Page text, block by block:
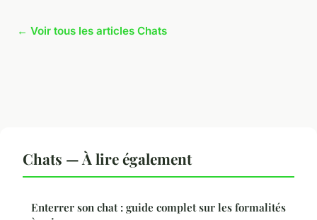
← Voir tous les articles Chats
Chats — À lire également
Enterrer son chat : guide complet sur les formalités